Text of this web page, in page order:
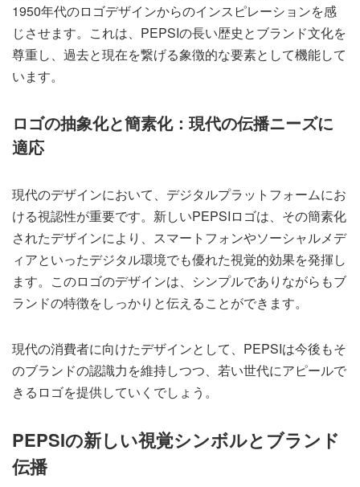
1950年代のロゴデザインからのインスピレーションを感
じさせます。これは、PEPSIの長い歴史とブランド文化を
尊重し、過去と現在を繋げる象徴的な要素として機能して
います。
ロゴの抽象化と簡素化：現代の伝播ニーズに
適応
現代のデザインにおいて、デジタルプラットフォームにお
ける視認性が重要です。新しいPEPSIロゴは、その簡素化
されたデザインにより、スマートフォンやソーシャルメデ
ィアといったデジタル環境でも優れた視覚的効果を発揮し
ます。このロゴのデザインは、シンプルでありながらもブ
ランドの特徴をしっかりと伝えることができます。
現代の消費者に向けたデザインとして、PEPSIは今後もそ
のブランドの認識力を維持しつつ、若い世代にアピールで
きるロゴを提供していくでしょう。
PEPSIの新しい視覚シンボルとブランド
伝播